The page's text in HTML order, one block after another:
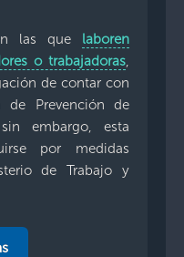
las que laboren
o trabajadoras,
de contar con
de Prevención de
embargo, esta
por medidas
de Trabajo y